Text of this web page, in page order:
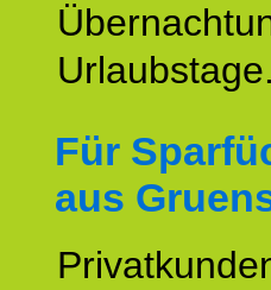
Urlaubstage.
Für
aus